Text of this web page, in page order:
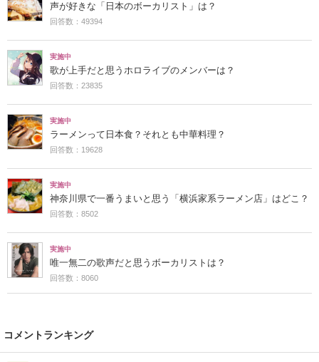
声が好きな「日本のボーカリスト」は？
回答数：49394
実施中
歌が上手だと思うホロライブのメンバーは？
回答数：23835
実施中
ラーメンって日本食？それとも中華料理？
回答数：19628
実施中
神奈川県で一番うまいと思う「横浜家系ラーメン店」はどこ？
回答数：8502
実施中
唯一無二の歌声だと思うボーカリストは？
回答数：8060
コメントランキング